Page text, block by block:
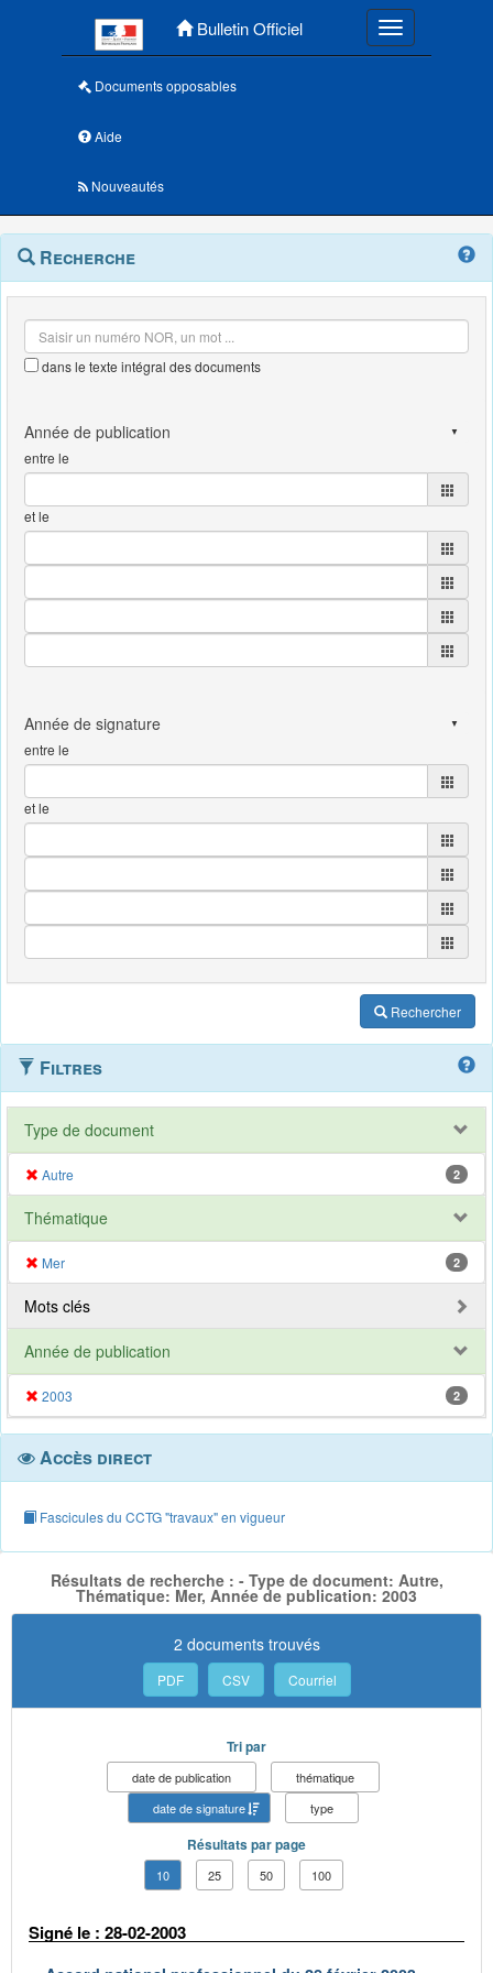
Bulletin Officiel Toggle
Documents opposables
Aide
Nouveautés
Navigation
outils
Menu
contextuel
Recherche
dans le texte intégral des documents
entre le
et le
entre le
et le
Rechercher
Filtres
Type de document
Autre 2
Thématique
Mer 2
Mots clés
Année de publication
2003 2
Accès direct
Fascicules du CCTG "travaux" en vigueur
Résultats de recherche : - Type de document: Autre,
Thématique: Mer, Année de publication: 2003
2 documents trouvés
PDF CSV Courriel
Tri par
date de publication
thématique
date de signature
type
Résultats par page
10 25 50 100
Signé le : 28-02-2003